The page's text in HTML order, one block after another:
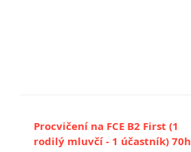
Procvičení na FCE B2 First (1
rodilý mluvčí - 1 účastník) 70h